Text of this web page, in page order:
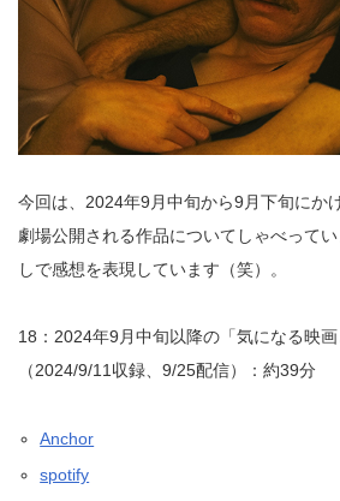
今回は、2024年9月中旬から9月下旬にか
劇場公開される作品についてしゃべって
しで感想を表現しています（笑）。
18：2024年9月中旬以降の「気になる映画
（2024/9/11収録、9/25配信）：約39分
Anchor
spotify